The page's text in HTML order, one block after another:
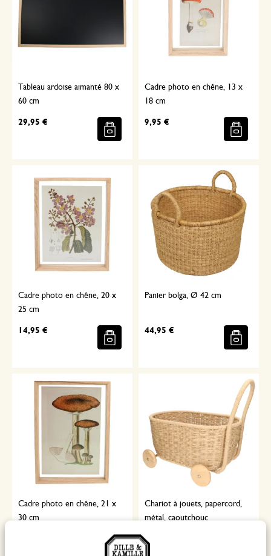
Tableau ardoise aimanté 80 x
60 cm
29,95 €
Cadre photo en chêne, 13 x
18 cm
9,95 €
Cadre photo en chêne, 20 x
25 cm
14,95 €
Panier bolga, Ø 42 cm
44,95 €
Cadre photo en chêne, 21 x
30 cm
Chariot à jouets, papercord,
métal, caoutchouc
69,95 €